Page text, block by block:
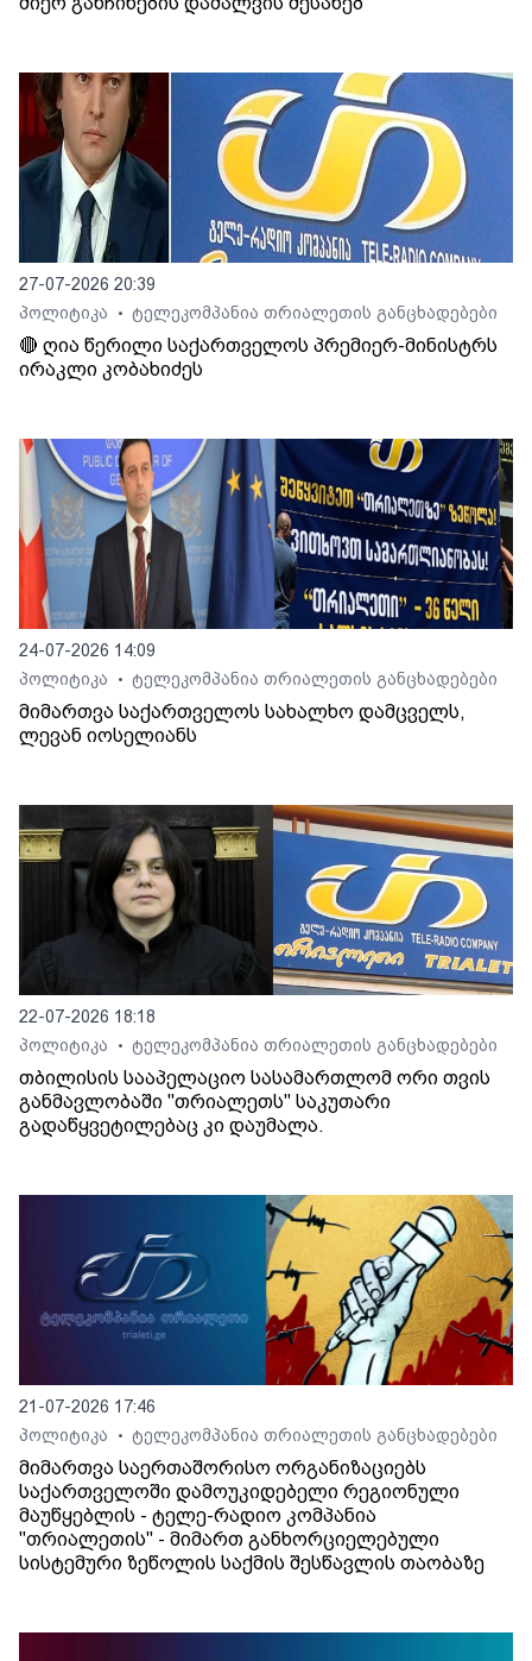
27-07-2026 20:39
პოლიტიკა
• ტელეკომპანია თრიალეთის განცხადებები
🔴 ღია წერილი საქართველოს პრემიერ-მინისტრს
ირაკლი კობახიძეს
24-07-2026 14:09
პოლიტიკა
• ტელეკომპანია თრიალეთის განცხადებები
მიმართვა საქართველოს სახალხო დამცველს,
ლევან იოსელიანს
22-07-2026 18:18
პოლიტიკა
• ტელეკომპანია თრიალეთის განცხადებები
თბილისის სააპელაციო სასამართლომ ორი თვის
განმავლობაში "თრიალეთს" საკუთარი
გადაწყვეტილებაც კი დაუმალა.
21-07-2026 17:46
პოლიტიკა
• ტელეკომპანია თრიალეთის განცხადებები
მიმართვა საერთაშორისო ორგანიზაციებს
საქართველოში დამოუკიდებელი რეგიონული
მაუწყებლის - ტელე-რადიო კომპანია
"თრიალეთის" - მიმართ განხორციელებული
სისტემური ზეწოლის საქმის შესწავლის თაობაზე